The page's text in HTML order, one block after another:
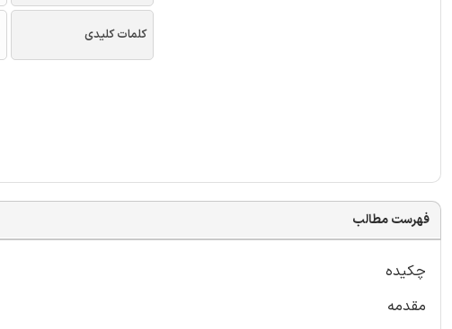
کلمات کلیدی
فهرست مطالب
چکیده
مقدمه